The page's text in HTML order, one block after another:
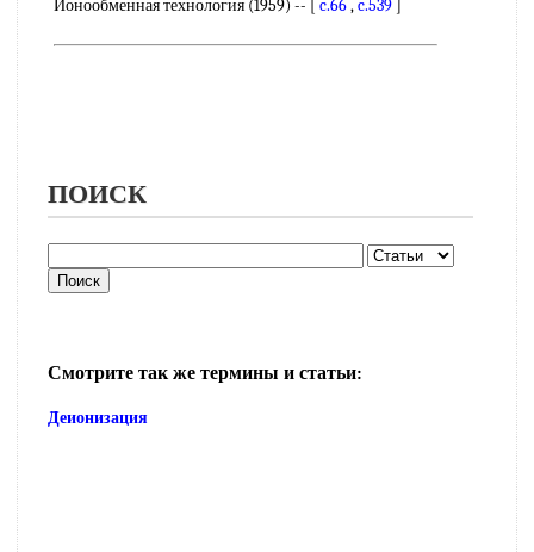
Ионообменная технология (1959) -- [ c.66,c.539]
ПОИСК
Смотрите так же термины и статьи:
Деионизация